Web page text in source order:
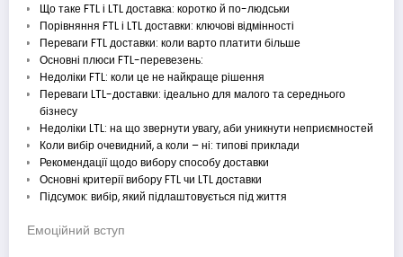
Що таке FTL і LTL доставка: коротко й по-людськи
Порівняння FTL і LTL доставки: ключові відмінності
Переваги FTL доставки: коли варто платити більше
Основні плюси FTL-перевезень:
Недоліки FTL: коли це не найкраще рішення
Переваги LTL-доставки: ідеально для малого та середнього
бізнесу
Недоліки LTL: на що звернути увагу, аби уникнути неприємностей
Коли вибір очевидний, а коли – ні: типові приклади
Рекомендації щодо вибору способу доставки
Основні критерії вибору FTL чи LTL доставки
Підсумок: вибір, який підлаштовується під життя
Емоційний вступ